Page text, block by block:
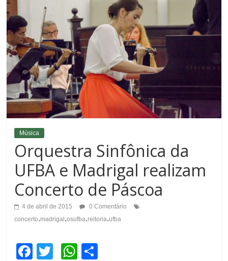
Música
Orquestra Sinfônica da
UFBA e Madrigal realizam
Concerto de Páscoa
4 de abril de 2015
0 Comentário
concerto.madrigal.osufba.reitoria.ufba
F
W